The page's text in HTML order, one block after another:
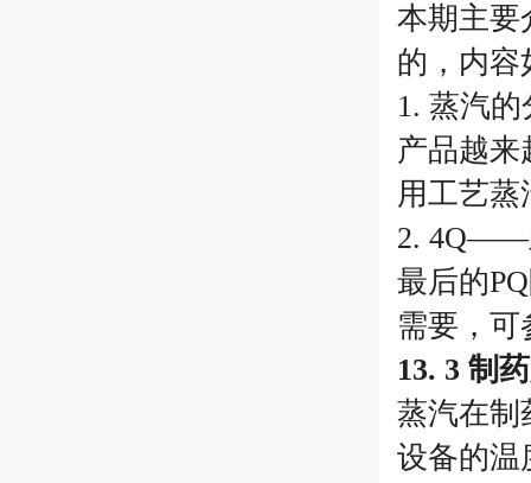
本期主要
的，内容
1. 蒸汽
产品越
用工艺
2. 4Q——
最后的
需要，可
13. 3 制
蒸汽在制
设备的温